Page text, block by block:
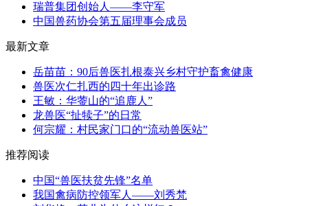
瑞普集团创始人——李守军
中国兽药协会第五届理事会成员
最新文章
岳苗苗：90后兽医扎根泰兴乡村守护畜禽健康
兽医次仁扎西的四十年出诊路
王敏：华蓥山的“追鹿人”
龙兽医“扯犊子”的日常
何宗耀：村民家门口的“流动兽医站”
推荐阅读
中国“兽医扶贫先锋”名单
我国禽病防控领军人——刘秀梵